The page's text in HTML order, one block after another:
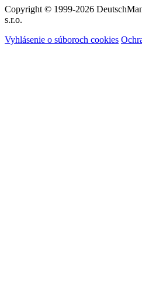
Copyright © 1999-2026
s.r.o.
Vyhlásenie o súboroch cookies